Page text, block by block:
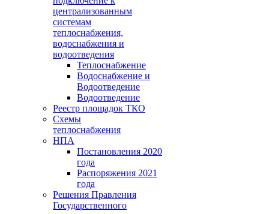
централизованным
системам
теплоснабжения,
водоснабжения и
водоотведения
Теплоснабжение
Водоснабжение и
Водоотведение
Водоотведение
Реестр площадок ТКО
Схемы
теплоснабжения
НПА
Постановления 2020
года
Распоряжения 2021
года
Решения Правления
Государственного